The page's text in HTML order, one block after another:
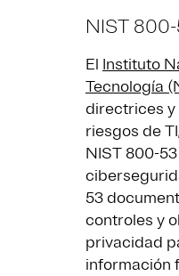
NIST
El Instituto
Tecnología
directrices y
riesgos de
NIST 800-
53
controles y
privacidad
información